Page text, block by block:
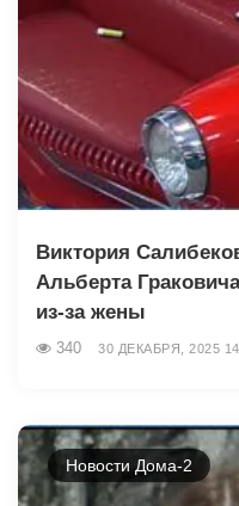
Виктория
Альберта
из-за жены
340 30 ДЕКАБРЯ, 2025
Новости Дома-2